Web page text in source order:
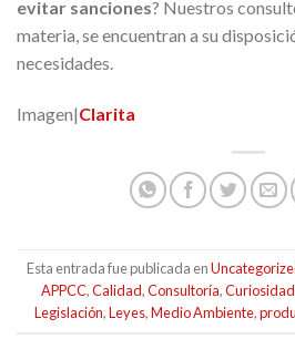
evitar sanciones? Nuestros
materia, se encuentran a su
necesidades.
Imagen|Clarita
Esta entrada fue publicada en
APPCC,Calidad,Consultoría,
Legislación,Leyes,Medio Ambiente,